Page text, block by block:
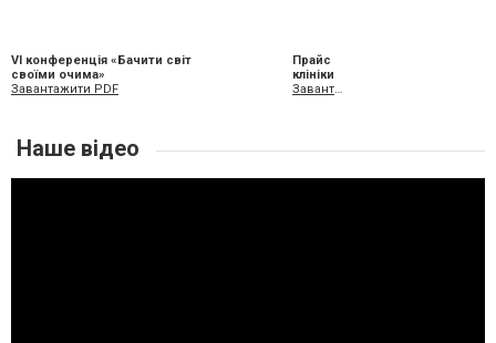
VI конференція «Бачити світ
своїми очима»
Завантажити PDF
Прайс
клініки
Завантажити XLS
Наше відео